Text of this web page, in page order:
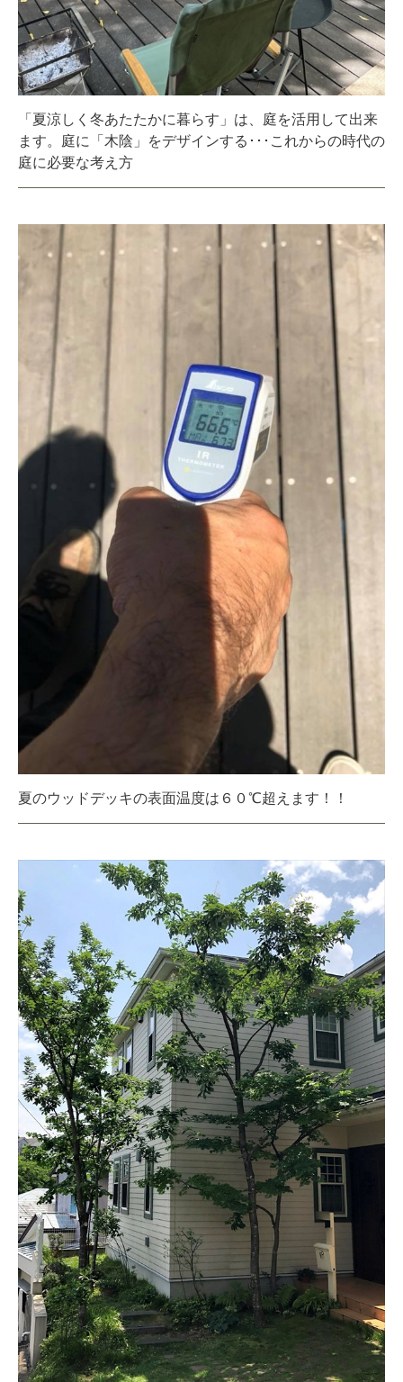
「夏涼しく冬あたたかに暮らす」は、庭を活用して出来
ます。庭に「木陰」をデザインする･･･これからの時代の
庭に必要な考え方
夏のウッドデッキの表面温度は６０℃超えます！！